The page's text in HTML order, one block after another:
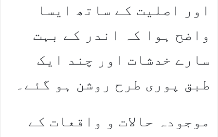
اور اصلیت کے ساتھ ایسا
واضح ہوا کہ اندر کے بہت
سارے خدشات اور چند ایک
طبق پوری طرح روشن ہو گئے۔
موجودہ حالات و واقعات کے